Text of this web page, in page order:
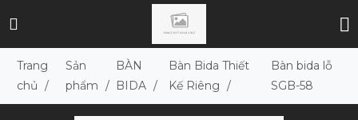
Trang
chủ /
Sản
phẩm /
BÀN
BIDA /
Bàn Bida Thiết
Kế Riêng /
Bàn bida lỗ
SGB-58